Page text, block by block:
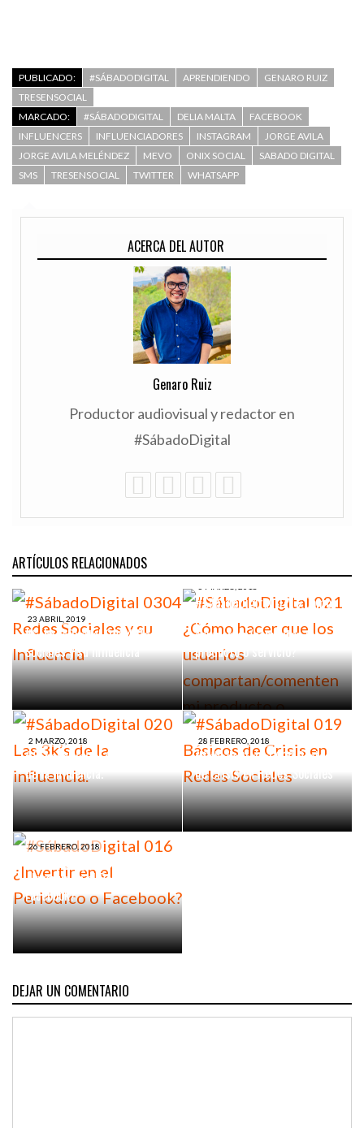
PUBLICADO: #SÁBADODIGITAL APRENDIENDO
GENARO RUIZ
TRESENSOCIAL
MARCADO:
#SÁBADODIGITAL DELIA MALTA
FACEBOOK
INFLUENCERS
INFLUENCIADORES INSTAGRAM
JORGE AVILA
JORGE AVILA MELÉNDEZ
MEVO ONIX SOCIAL
SABADO DIGITAL
SMS
TRESENSOCIAL TWITTER WHATSAPP
ACERCA DEL AUTOR
Genaro Ruiz
Productor audiovisual y redactor en
#SábadoDigital
ARTÍCULOS RELACIONADOS
23 ABRIL, 2019
#SábadoDigital 0304 Redes
Sociales y su Influencia
#SábadoDigital 021 ¿Cómo
hacer que los usuarios
compartan/comenten mi
producto o servicio?
2 MARZO, 2018
#SábadoDigital 020 Las 3k’s
de la influencia.
28 FEBRERO, 2018
#SábadoDigital 019 Básicos
de Crisis en Redes Sociales
26 FEBRERO, 2018
#SábadoDigital 016
¿Invertir en el Periódico o
Facebook?
DEJAR UN COMENTARIO